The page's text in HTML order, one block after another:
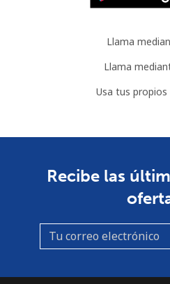
Llama
Llama
Usa tus
Recibe las